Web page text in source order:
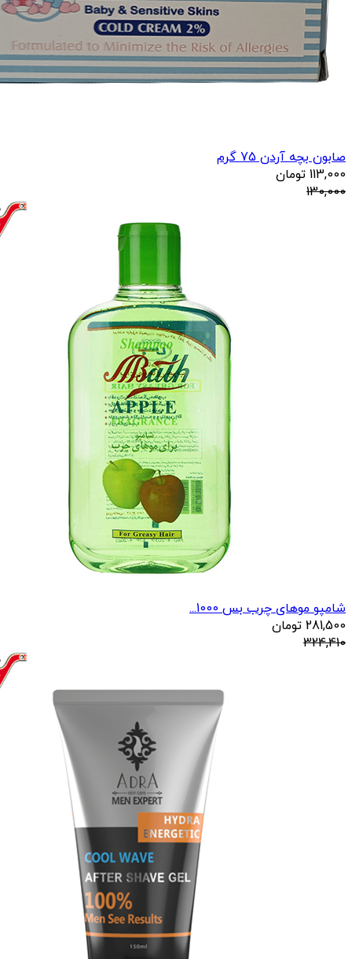
صابون بچه آردن 75 گرم
113,000 تومان
130,000
شامپو موهای چرب بس 1000...
281,500 تومان
324,410